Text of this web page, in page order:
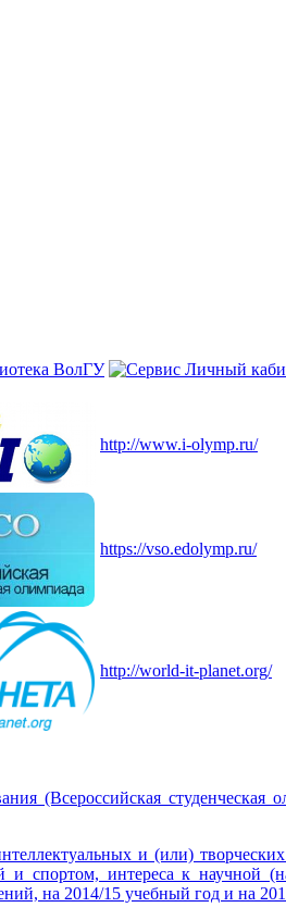
ВолГУ
http://www.i-olymp.ru/
https://vso.edolymp.ru/
http://world-it-planet.org/
(Всероссийская студенческая
и (или)
спортом, интереса к научной
на 2014/15 учебный год и на